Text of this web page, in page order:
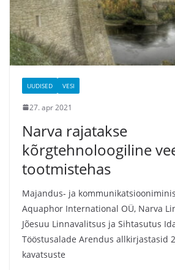
UUDISED VESI
27. apr 2021
Narva rajatakse
kõrgtehnoloogiline
tootmistehas
Majandus- ja
Aquaphor International OÜ, Narva
Jõesuu Linnavalitsus ja Sihtasutus
Tööstusalade Arendus allkirjastasid
kavatsuste